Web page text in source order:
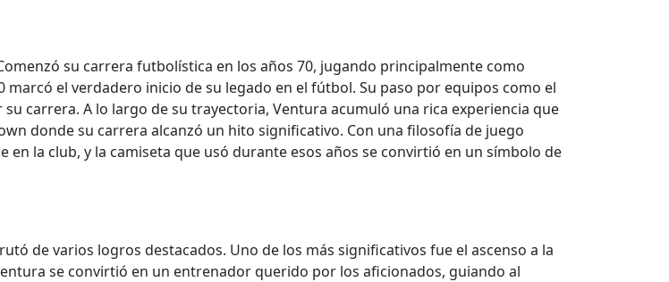
su carrera futbolística en los años 70, jugando principalmente como
el verdadero inicio de su legado en el fútbol. Su paso por equipos como el
carrera. A lo largo de su trayectoria, Ventura acumuló una rica experiencia que
donde su carrera alcanzó un hito significativo. Con una filosofía de juego
la club, y la camiseta que usó durante esos años se convirtió en un símbolo de
de varios logros destacados. Uno de los más significativos fue el ascenso a la
se convirtió en un entrenador querido por los aficionados, guiando al